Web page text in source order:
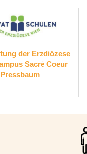
Suchthilfe